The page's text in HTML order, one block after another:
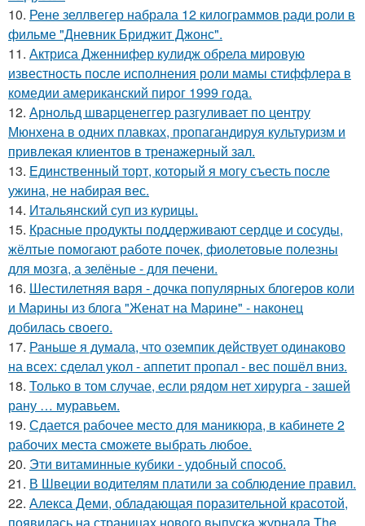
10. Рене зеллвегер набрала 12 килограммов ради роли в
фильме "Дневник Бриджит Джонс".
11. Актриса Дженнифер кулидж обрела мировую
известность после исполнения роли мамы стиффлера в
комедии американский пирог 1999 года.
12. Арнольд шварценеггер разгуливает по центру
Мюнхена в одних плавках, пропагандируя культуризм и
привлекая клиентов в тренажерный зал.
13. Единственный торт, который я могу съесть после
ужина, не набирая вес.
14. Итальянский суп из курицы.
15. Красные продукты поддерживают сердце и сосуды,
жёлтые помогают работе почек, фиолетовые полезны
для мозга, а зелёные - для печени.
16. Шестилетняя варя - дочка популярных блогеров коли
и Марины из блога "Женат на Марине" - наконец
добилась своего.
17. Раньше я думала, что оземпик действует одинаково
на всех: сделал укол - аппетит пропал - вес пошёл вниз.
18. Только в том случае, если рядом нет хирурга - зашей
рану … муравьем.
19. Сдается рабочее место для маникюра, в кабинете 2
рабочих места сможете выбрать любое.
20. Эти витаминные кубики - удобный способ.
21. В Швеции водителям платили за соблюдение правил.
22. Алекса Деми, обладающая поразительной красотой,
появилась на страницах нового выпуска журнала The